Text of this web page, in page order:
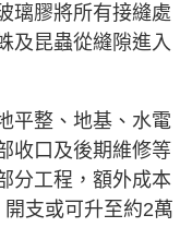
璃膠將所有接縫處
及昆蟲從縫隙進入
平整、地基、水電
收口及後期維修等
分工程，額外成本
支或可升至約2萬